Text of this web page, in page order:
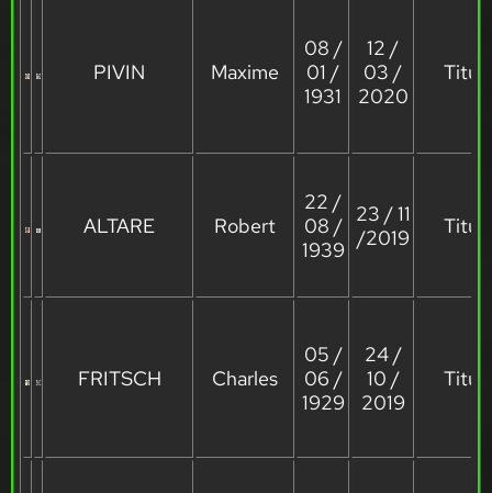
PIVIN Maxime
08 /
01 /
1931
12 /
03 /
2020
ALTARE Robert
22 /
08 /
1939
23 / 11
/2019
FRITSCH Charles
05 /
06 /
1929
24 /
10 /
2019